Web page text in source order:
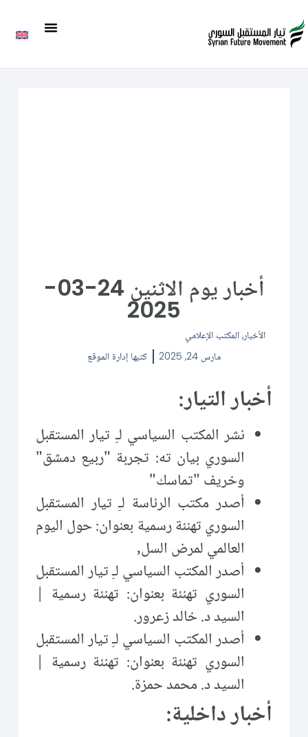
أخبار يوم الاثنين 24-03-
2025
الأخبار, المكتب الإعلامي
مارس 24, 2025
كتبها إدارة الموقع
أخبار التيار:
نشر المكتب السياسي لـِ تيار المستقبل
السوري بيان ته: تجربة "ربيع دمشق"
وخريف "تماسك"
أصدر مكتب الرئاسة لـِ تيار المستقبل
السوري تهنئة رسمية بعنوان: حول اليوم
العالمي لمرض السل,
أصدر المكتب السياسي لـِ تيار المستقبل
السوري تهنئة بعنوان: تهنئة رسمية |
السيد د. خالد زعرور.
أصدر المكتب السياسي لـِ تيار المستقبل
السوري تهنئة بعنوان: تهنئة رسمية |
السيد د. محمد حمزة.
أخبار داخلية: